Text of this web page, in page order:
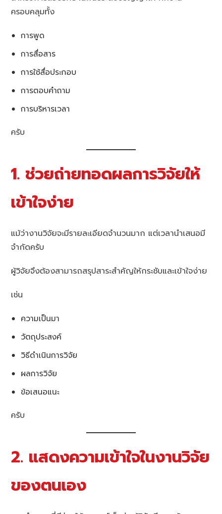
ครอบคลุมทั้ง
การพูด
การสื่อสาร
การใช้สื่อประกอบ
การตอบคำถาม
การบริหารเวลา
ครับ
1. ช่วยถ่ายทอดผลการวิจัยให้
เข้าใจง่าย
แม้ว่างานวิจัยจะมีรายละเอียดจำนวนมาก แต่เวลานำเสนอมี
จำกัดครับ
ผู้วิจัยจึงต้องสามารถสรุปสาระสำคัญให้กระชับและเข้าใจง่าย
เช่น
ความเป็นมา
วัตถุประสงค์
วิธีดำเนินการวิจัย
ผลการวิจัย
ข้อเสนอแนะ
ครับ
2. แสดงความเข้าใจในงานวิจัย
ของตนเอง